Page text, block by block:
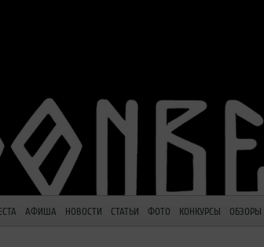
АФИША НОВОСТИ СТАТЬИ ФОТО КОНКУРСЫ ОБЗОРЫ